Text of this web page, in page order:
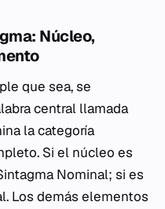
Núcleo,
que sea, se
central llamada
la categoría
Si el núcleo es
Nominal; si es
Los demás elementos